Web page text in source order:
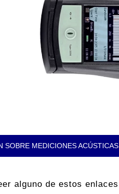
SOBRE MEDICIONES ACÚSTICAS
alguno de estos enlaces